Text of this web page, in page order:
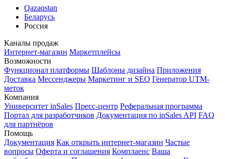
Qazaqstan
Беларусь
Россия
Каналы продаж
Интернет-магазин Маркетплейсы
Возможности
Функционал платформы Шаблоны дизайна Приложения
Доставка Мессенджеры Маркетинг и SEO Генератор UTM-
меток
Компания
Университет inSales Пресс-центр Реферальная программа
Портал для разработчиков Документация по inSales API FAQ
для партнёров
Помощь
Документация Как открыть интернет-магазин Частые
вопросы Оферта и соглашения Комплаенс Ваша